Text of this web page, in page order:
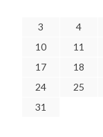
3
4
10
11
17
18
24
25
31